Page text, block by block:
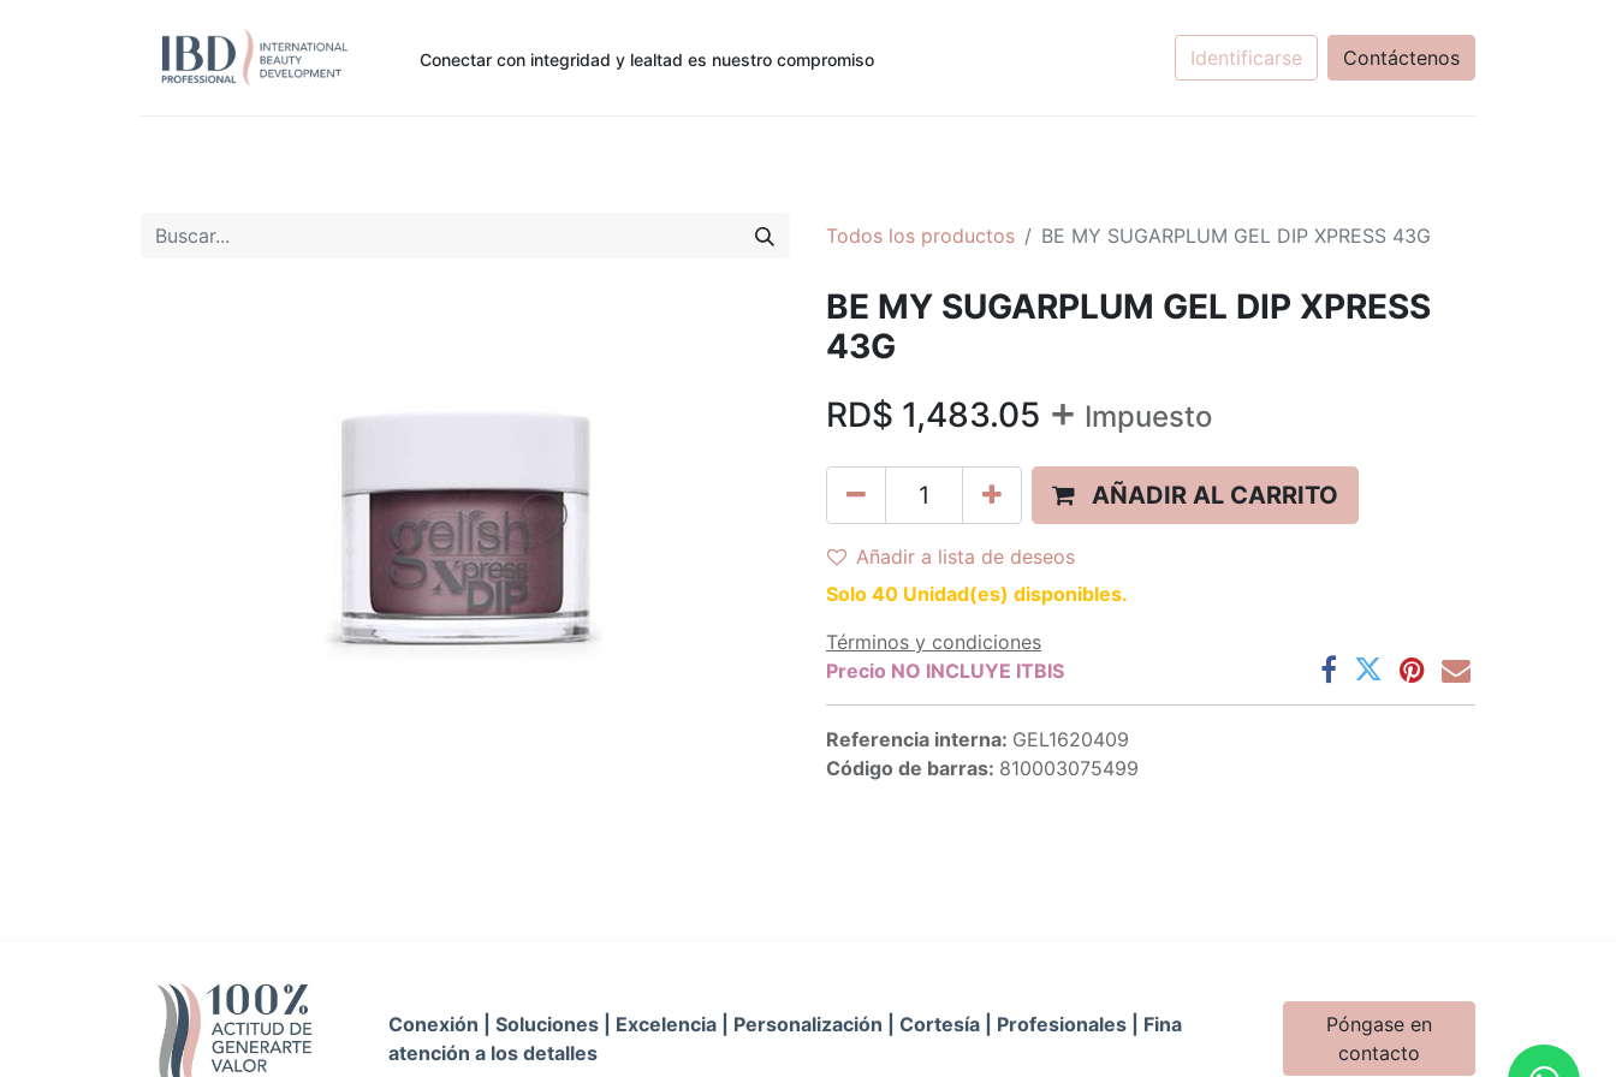
Conectar con integridad y lealtad es nuestro compromiso Identificarse Contáctenos
Todos los productos BE MY SUGARPLUM GEL DIP XPRESS 43G
BE MY SUGARPLUM GEL DIP XPRESS
43G
RD$ 1,483.05 + Impuesto
AÑADIR AL CARRITO
Añadir a lista de deseos
Solo 40 Unidad(es) disponibles.
Términos y condiciones
Precio NO INCLUYE ITBIS
Referencia interna: GEL1620409
Código de barras: 810003075499
Conexión | Soluciones | Excelencia | Personalización | Cortesía | Profesionales | Fina
atención a los detalles
Póngase en
contacto